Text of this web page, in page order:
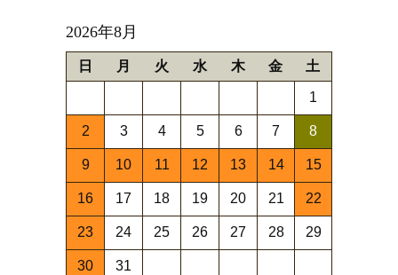
2026年8月
日 月 火 水 木 金 土
1
2 3 4 5 6 7 8
9 10 11 12 13 14 15
16 17 18 19 20 21 22
23 24 25 26 27 28 29
30 31